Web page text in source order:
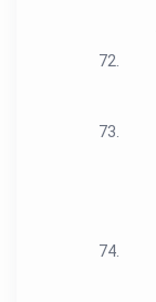
72.
73.
74.